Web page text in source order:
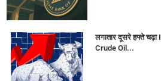
लगातार दूसरे हफ्ते
Crude Oil...